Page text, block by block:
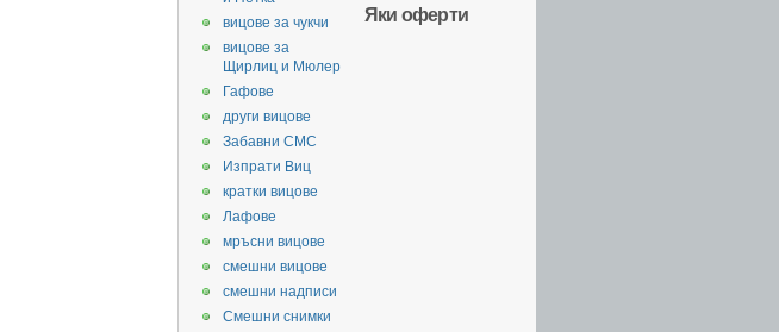
Яки оферти
вицове за чукчи
вицове за
Щирлиц и Мюлер
Гафове
други вицове
Забавни СМС
Изпрати Виц
кратки вицове
Лафове
мръсни вицове
смешни вицове
смешни надписи
Смешни снимки